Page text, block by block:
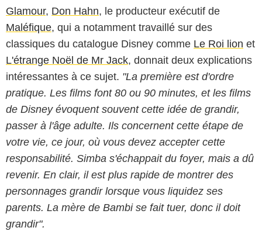
Glamour, Don Hahn, le producteur exécutif de
Maléfique, qui a notamment travaillé sur des
classiques du catalogue Disney comme Le Roi lion et
L'étrange Noël de Mr Jack, donnait deux explications
intéressantes à ce sujet. "La première est d'ordre
pratique. Les films font 80 ou 90 minutes, et les films
de Disney évoquent souvent cette idée de grandir,
passer à l'âge adulte. Ils concernent cette étape de
votre vie, ce jour, où vous devez accepter cette
responsabilité. Simba s'échappait du foyer, mais a dû
revenir. En clair, il est plus rapide de montrer des
personnages grandir lorsque vous liquidez ses
parents. La mère de Bambi se fait tuer, donc il doit
grandir".